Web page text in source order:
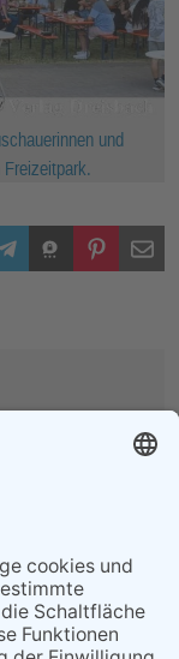
und
ThreemaPinterestMail
40